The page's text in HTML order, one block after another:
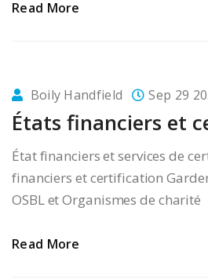
Read More
Boily Handfield Sep 29
États financiers et
État financiers et services de
financiers et certification
OSBL et Organismes de charité
Read More